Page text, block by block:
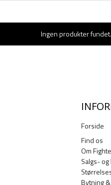
Ingen produkter fundet.
Forside
Find os
Om
Salgs-
Bytning